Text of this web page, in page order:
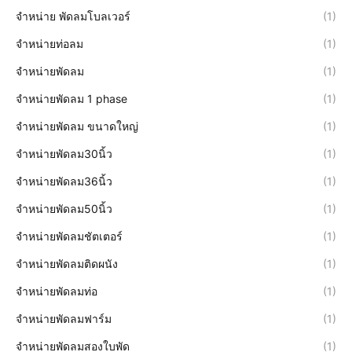
จำหน่าย พัดลมโบลเวอร์ (1)
จำหน่ายท่อลม (1)
จำหน่ายพัดลม (1)
จำหน่ายพัดลม 1 phase (1)
จำหน่ายพัดลม ขนาดใหญ่ (1)
จำหน่ายพัดลม30นิ้ว (1)
จำหน่ายพัดลม36นิ้ว (1)
จำหน่ายพัดลม50นิ้ว (1)
จำหน่ายพัดลมชัตเตอร์ (1)
จำหน่ายพัดลมติดผนัง (1)
จำหน่ายพัดลมท่อ (1)
จำหน่ายพัดลมฟาร์ม (1)
จำหน่ายพัดลมสองใบพัด (1)